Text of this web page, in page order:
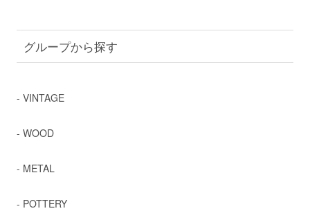
グループから探す
- VINTAGE
- WOOD
- METAL
- POTTERY